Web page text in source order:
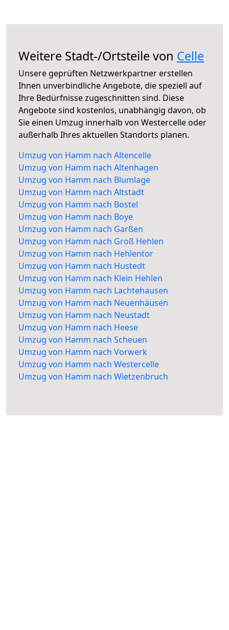
Weitere Stadt-/Ortsteile von Celle
Unsere geprüften Netzwerkpartner erstellen
Ihnen unverbindliche Angebote, die speziell auf
Ihre Bedürfnisse zugeschnitten sind. Diese
Angebote sind kostenlos, unabhängig davon, ob
Sie einen Umzug innerhalb von Westercelle oder
außerhalb Ihres aktuellen Standorts planen.
Umzug von Hamm nach Altencelle
Umzug von Hamm nach Altenhagen
Umzug von Hamm nach Blumlage
Umzug von Hamm nach Altstadt
Umzug von Hamm nach Bostel
Umzug von Hamm nach Boye
Umzug von Hamm nach Garßen
Umzug von Hamm nach Groß Hehlen
Umzug von Hamm nach Hehlentor
Umzug von Hamm nach Hustedt
Umzug von Hamm nach Klein Hehlen
Umzug von Hamm nach Lachtehausen
Umzug von Hamm nach Neuenhäusen
Umzug von Hamm nach Neustadt
Umzug von Hamm nach Heese
Umzug von Hamm nach Scheuen
Umzug von Hamm nach Vorwerk
Umzug von Hamm nach Westercelle
Umzug von Hamm nach Wietzenbruch